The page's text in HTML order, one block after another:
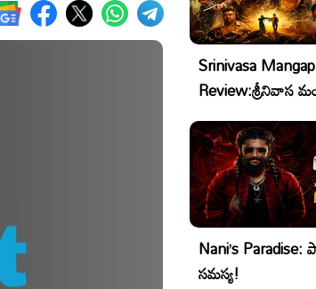
Srinivasa
Review:శ్రీనివాస
రేటింగ్
Nani’s
సమస్య!